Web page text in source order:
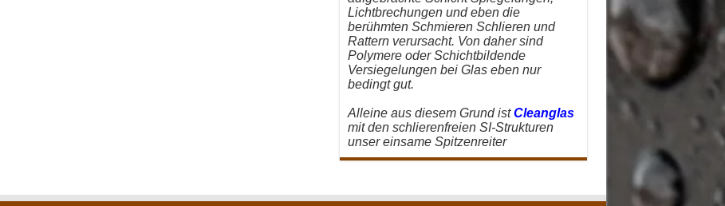
Lichtbrechungen und eben die
berühmten Schmieren Schlieren und
Rattern verursacht. Von daher sind
Polymere oder Schichtbildende
Versiegelungen bei Glas eben nur
bedingt gut.
Alleine aus diesem Grund istCleanglas
mit den schlierenfreien SI-Strukturen
unser einsame Spitzenreiter